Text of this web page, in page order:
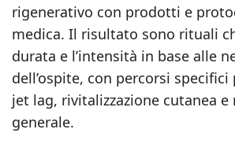
rigenerativo con prodotti e
medica. Il risultato sono rituali
durata e l’intensità in base alle
dell’ospite, con percorsi
jet lag, rivitalizzazione cutanea
generale.